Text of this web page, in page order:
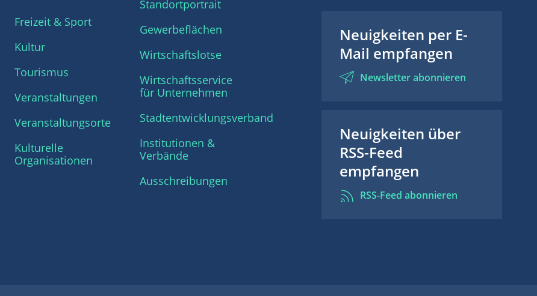
Freizeit & Sport
Kultur
Tourismus
Veranstaltungen
Veranstaltungsorte
Kulturelle
Organisationen
Standortportrait
Gewerbeflächen
Wirtschaftslotse
Wirtschaftsservice
für Unternehmen
Stadtentwicklungsverband
Institutionen &
Verbände
Ausschreibungen
Neuigkeiten per E-
Mail empfangen
Newsletter abonnieren
Neuigkeiten über
RSS-Feed
empfangen
RSS-Feed abonnieren